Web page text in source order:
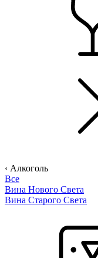
‹ Алкоголь
Все
Вина Нового Света
Вина Старого Света